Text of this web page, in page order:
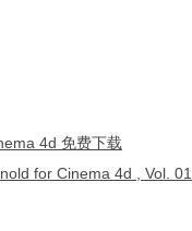
4d 免费下载
for Cinema 4d , Vol.